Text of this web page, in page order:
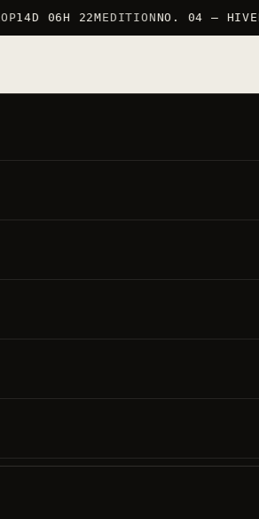
14D 06H 22MEDITION NO. 04 — HIVER
COTON 190G/M² · MARQUÉ EN
LIMITÉE
190g/m²— production soignée,
épaule tombante